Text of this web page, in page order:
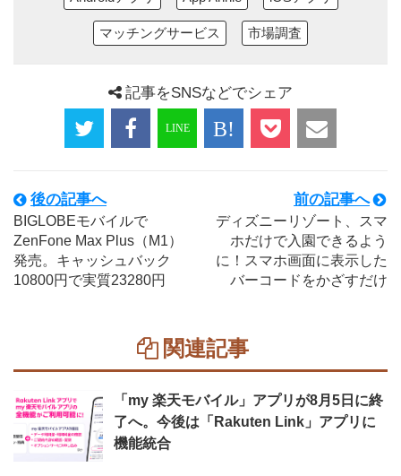
マッチングサービス 市場調査
記事をSNSなどでシェア
後の記事へ
BIGLOBEモバイルで
ZenFone Max Plus（M1）
発売。キャッシュバック
10800円で実質23280円
前の記事へ
ディズニーリゾート、スマ
ホだけで入園できるよう
に！スマホ画面に表示した
バーコードをかざすだけ
関連記事
「my 楽天モバイル」アプリが8月5日に終
了へ。今後は「Rakuten Link」アプリに
機能統合